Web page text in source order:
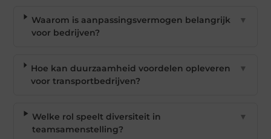
Waarom is aanpassingsvermogen belangrijk
voor bedrijven?
▼
Hoe kan duurzaamheid voordelen opleveren
voor transportbedrijven?
▼
Welke rol speelt diversiteit in
teamsamenstelling?
▼